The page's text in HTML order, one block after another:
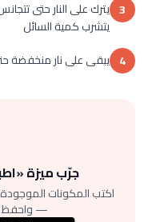
3 يترك على النار حتى
يتشرب كمية السائل
4 يبقى على نار منخفضة
جرّب ميزة
اكتب المكونات
— واحفظ